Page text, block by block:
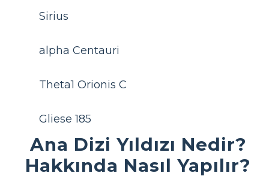
Sirius
alpha Centauri
Theta1 Orionis C
Gliese 185
Ana Dizi Yıldızı Nedir?
Hakkında Nasıl Yapılır?